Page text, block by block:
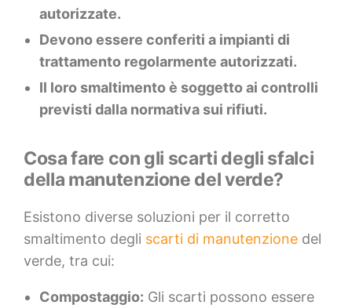
autorizzate.
Devono essere conferiti a impianti di
trattamento regolarmente autorizzati.
Il loro smaltimento è soggetto ai controlli
previsti dalla normativa sui rifiuti.
Cosa fare con gli scarti degli sfalci
della manutenzione del verde?
Esistono diverse soluzioni per il corretto
smaltimento degli scarti di manutenzione del
verde, tra cui:
Compostaggio: Gli scarti possono essere